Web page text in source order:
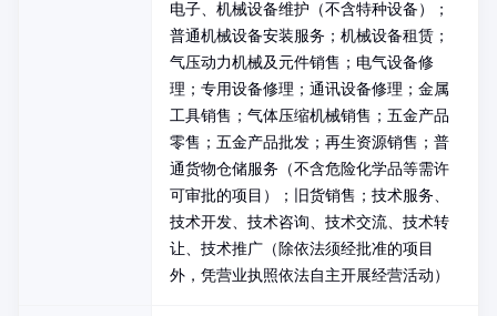
电子、机械设备维护（不含特种设备）；
普通机械设备安装服务；机械设备租赁；
气压动力机械及元件销售；电气设备修
理；专用设备修理；通讯设备修理；金属
工具销售；气体压缩机械销售；五金产品
零售；五金产品批发；再生资源销售；普
通货物仓储服务（不含危险化学品等需许
可审批的项目）；旧货销售；技术服务、
技术开发、技术咨询、技术交流、技术转
让、技术推广（除依法须经批准的项目
外，凭营业执照依法自主开展经营活动）